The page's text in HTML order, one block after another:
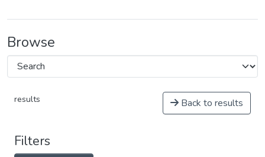
Browse
results Back to results
Filters